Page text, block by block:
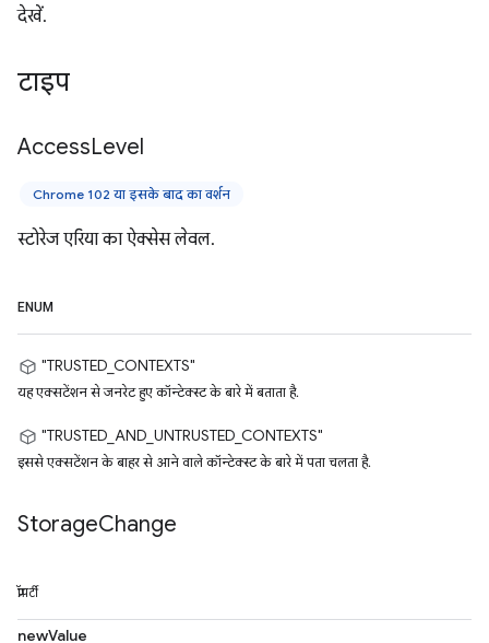
देखें.
टाइप
AccessLevel
Chrome 102 या इसके बाद का वर्शन
स्टोरेज एरिया का ऐक्सेस लेवल.
ENUM
"TRUSTED_CONTEXTS"
यह एक्सटेंशन से जनरेट हुए कॉन्टेक्स्ट के बारे में बताता है.
"TRUSTED_AND_UNTRUSTED_CONTEXTS"
इससे एक्सटेंशन के बाहर से आने वाले कॉन्टेक्स्ट के बारे में पता चलता है.
StorageChange
प्रॉपर्टी
newValue